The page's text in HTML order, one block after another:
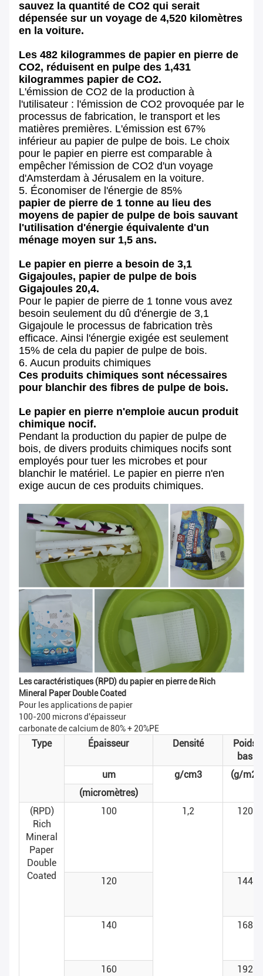
sauvez la quantité de CO2 qui serait
dépensée sur un voyage de 4,520 kilomètres
en la voiture.
Les 482 kilogrammes de papier en pierre de
CO2, réduisent en pulpe des 1,431
kilogrammes papier de CO2.
L'émission de CO2 de la production à
l'utilisateur : l'émission de CO2 provoquée par le
processus de fabrication, le transport et les
matières premières. L'émission est 67%
inférieur au papier de pulpe de bois. Le choix
pour le papier en pierre est comparable à
empêcher l'émission de CO2 d'un voyage
d'Amsterdam à Jérusalem en la voiture.
5. Économiser de l'énergie de 85%
papier de pierre de 1 tonne au lieu des
moyens de papier de pulpe de bois sauvant
l'utilisation d'énergie équivalente d'un
ménage moyen sur 1,5 ans.
Le papier en pierre a besoin de 3,1
Gigajoules, papier de pulpe de bois
Gigajoules 20,4.
Pour le papier de pierre de 1 tonne vous avez
besoin seulement du dû d'énergie de 3,1
Gigajoule le processus de fabrication très
efficace. Ainsi l'énergie exigée est seulement
15% de cela du papier de pulpe de bois.
6. Aucun produits chimiques
Ces produits chimiques sont nécessaires
pour blanchir des fibres de pulpe de bois.
Le papier en pierre n'emploie aucun produit
chimique nocif.
Pendant la production du papier de pulpe de
bois, de divers produits chimiques nocifs sont
employés pour tuer les microbes et pour
blanchir le matériel. Le papier en pierre n'en
exige aucun de ces produits chimiques.
Les caractéristiques (RPD) du papier en pierre de Rich
Mineral Paper Double Coated
Pour les applications de papier
100-200 microns d'épaisseur
carbonate de calcium de 80% + 20%PE
Type Épaisseur Densité
Poids
bas
um
g/cm3
(g/m2)
(micromètres)
(RPD)
Rich
Mineral
Paper
Double
Coated
100 1,2 120
120 144
140 168
160 192